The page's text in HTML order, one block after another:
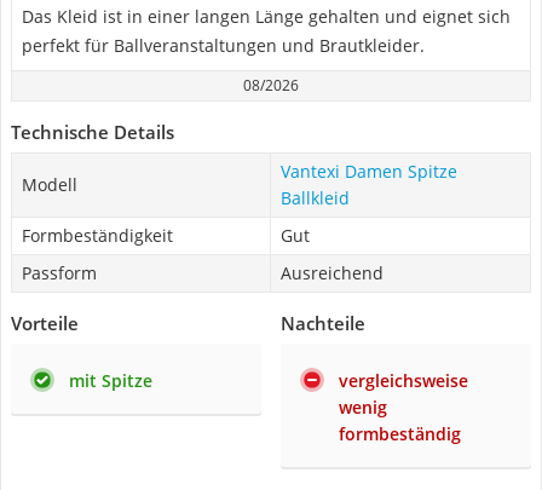
Das Kleid ist in einer langen Länge gehalten und eignet sich
perfekt für Ballveranstaltungen und Brautkleider.
08/2026
Technische Details
Modell
Vantexi Damen Spitze
Ballkleid
Formbeständigkeit
Gut
Passform
Ausreichend
Vorteile
mit Spitze
Nachteile
vergleichsweise
wenig
formbeständig